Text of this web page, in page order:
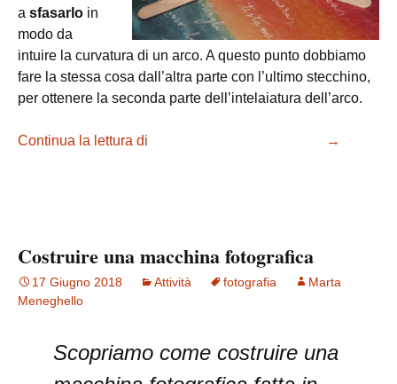
a sfasarlo in
modo da
intuire la curvatura di un arco. A questo punto dobbiamo
fare la stessa cosa dall’altra parte con l’ultimo stecchino,
per ottenere la seconda parte dell’intelaiatura dell’arco.
Continua la lettura di →
Costruire una macchina fotografica
17 Giugno 2018 Attività fotografia
Marta
Meneghello
Scopriamo come costruire una